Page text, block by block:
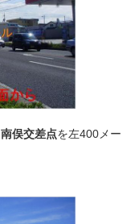
南俣交差点を左400メー